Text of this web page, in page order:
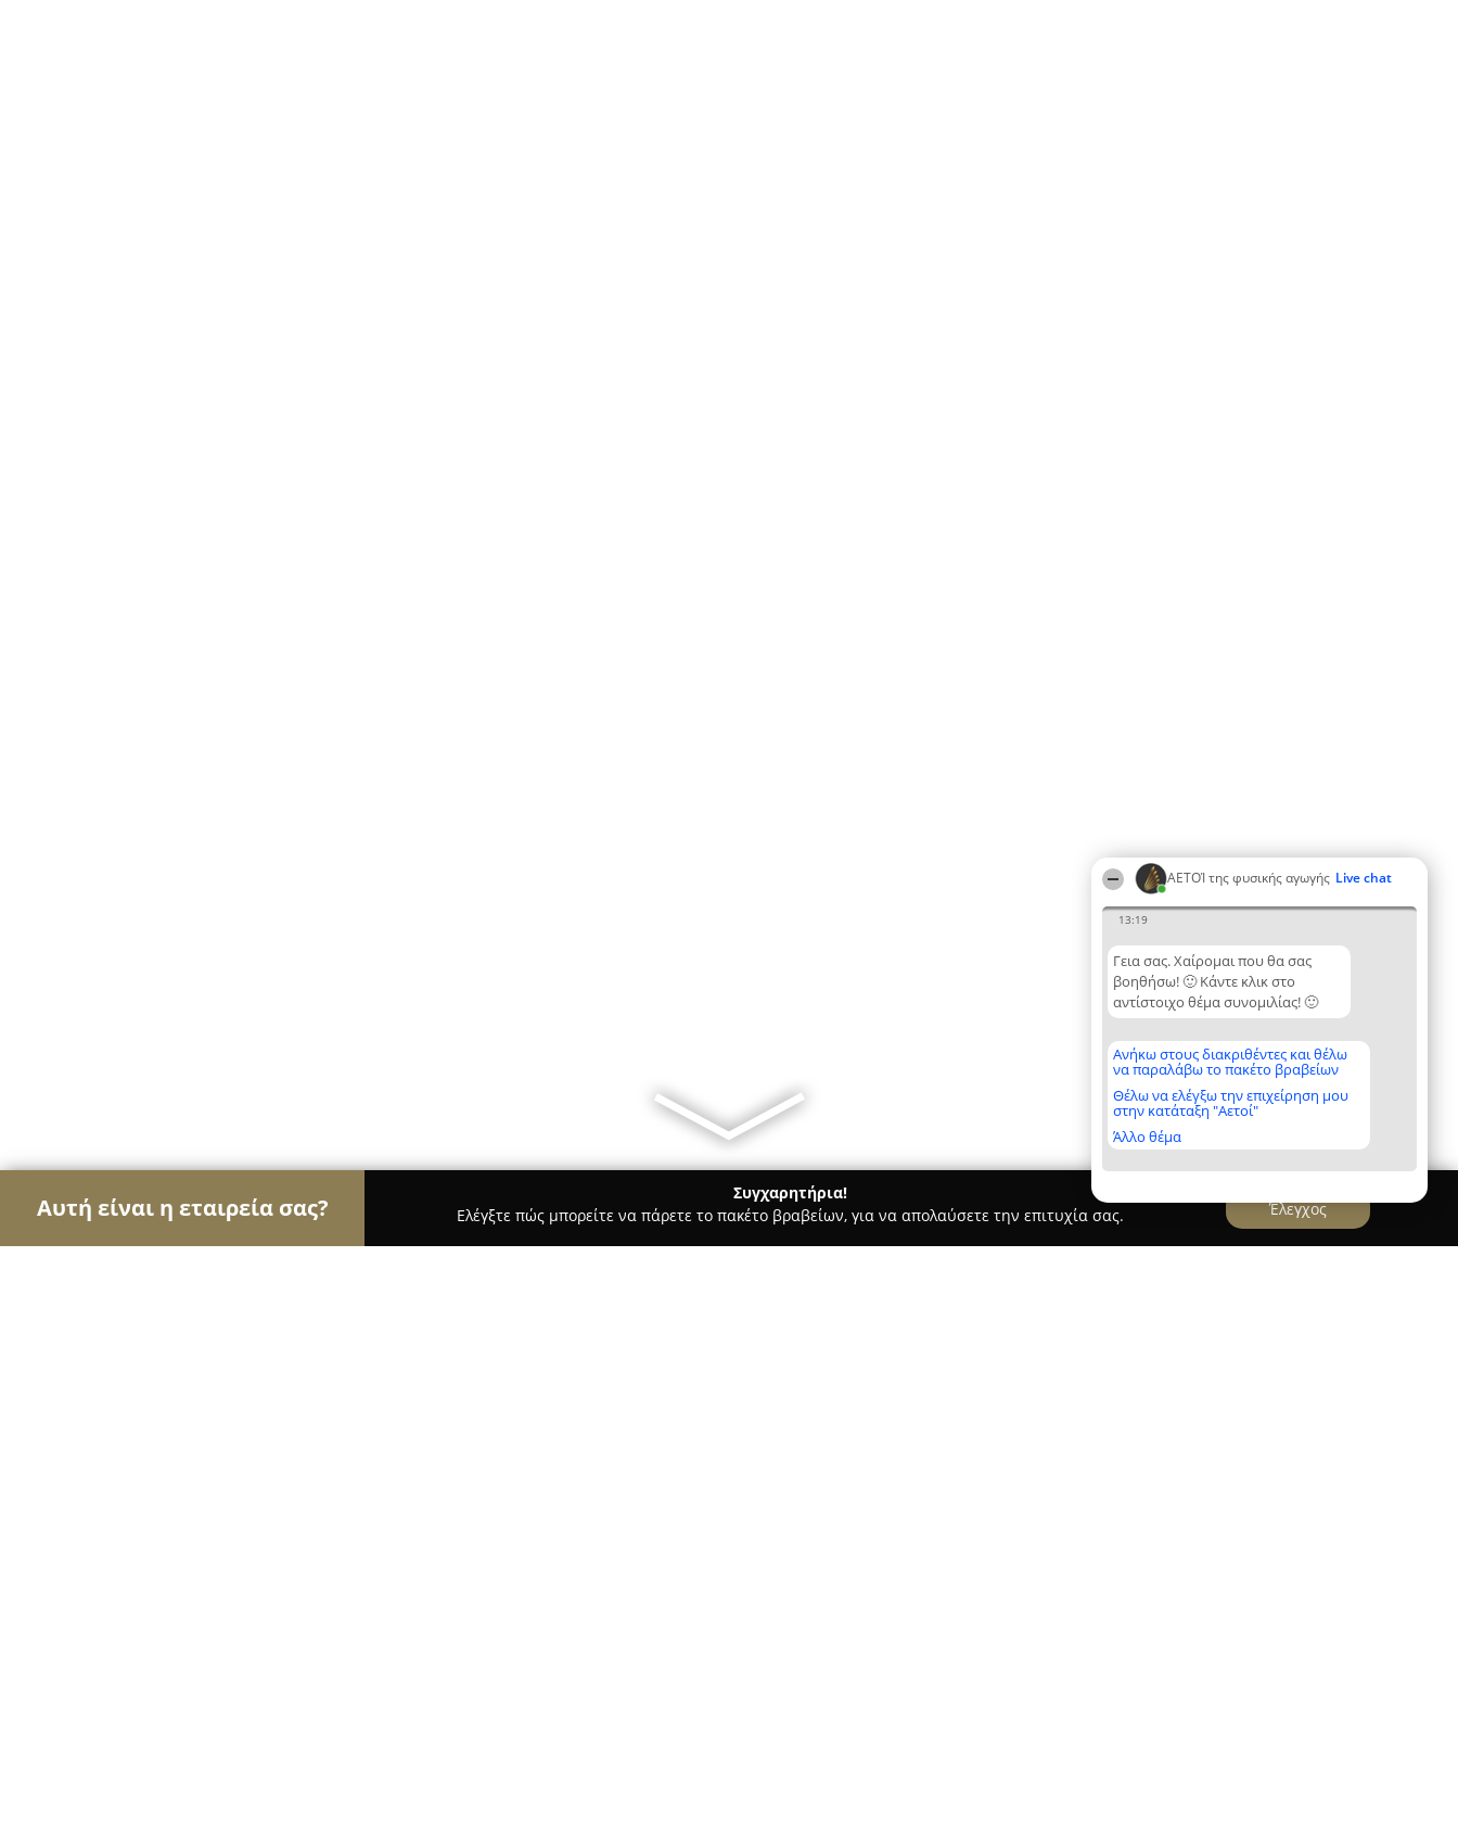
ΑΕΤΟΊ της φυσικής αγωγής Live chat
13:19
Γεια σας. Χαίρομαι που θα σας
βοηθήσω! 🙂 Κάντε κλικ στο
αντίστοιχο θέμα συνομιλίας! 🙂
Ανήκω στους διακριθέντες και θέλω
να παραλάβω το πακέτο βραβείων
Θέλω να ελέγξω την επιχείρηση μου
στην κατάταξη "Αετοί"
Άλλο θέμα
Αυτή είναι η εταιρεία σας?
Συγχαρητήρια!
Ελέγξτε πώς μπορείτε να πάρετε το πακέτο βραβείων, για να απολαύσετε την επιτυχία σας.
Έλεγχος